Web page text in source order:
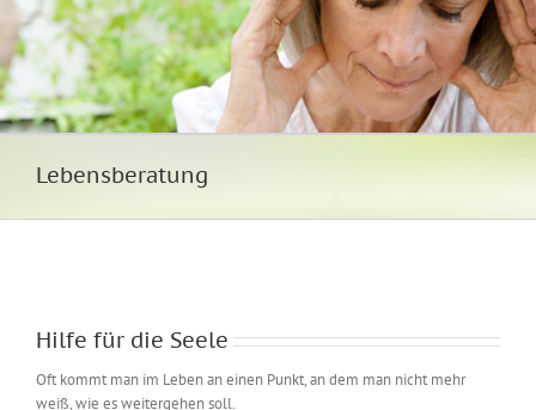
Lebensberatung
Hilfe für die Seele
Oft kommt man im Leben an einen Punkt, an dem man nicht mehr
weiß, wie es weitergehen soll.